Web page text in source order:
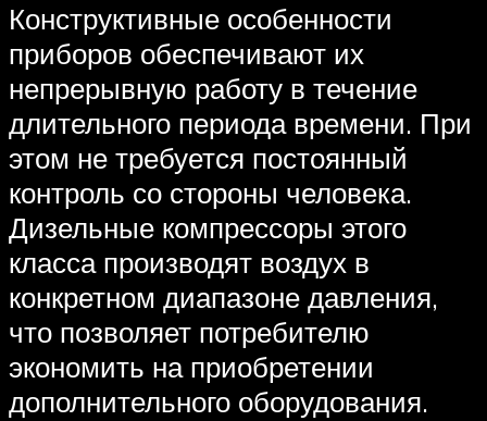
Конструктивные особенности
приборов обеспечивают их
непрерывную работу в течение
длительного периода времени. При
этом не требуется постоянный
контроль со стороны человека.
Дизельные компрессоры этого
класса производят воздух в
конкретном диапазоне давления,
что позволяет потребителю
экономить на приобретении
дополнительного оборудования.